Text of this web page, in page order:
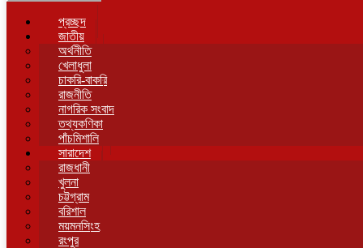
প্রচ্ছদ
জাতীয়
অর্থনীতি
খেলাধুলা
চাকরি-বাকরি
রাজনীতি
নাগরিক সংবাদ
তথ্যকণিকা
পাঁচমিশালি
সারাদেশ
রাজধানী
খুলনা
চট্টগ্রাম
বরিশাল
ময়মনসিংহ
রংপুর